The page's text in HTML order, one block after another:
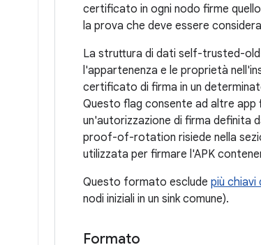
certificato in ogni nodo firme
la prova che deve essere
La struttura di dati self-trusted-
l'appartenenza e le proprietà
certificato di firma in un
Questo flag consente ad altre
un'autorizzazione di firma definita
proof-of-rotation risiede nella
utilizzata per firmare l'APK
Questo formato esclude più chiavi
nodi iniziali in un sink comune).
Formato